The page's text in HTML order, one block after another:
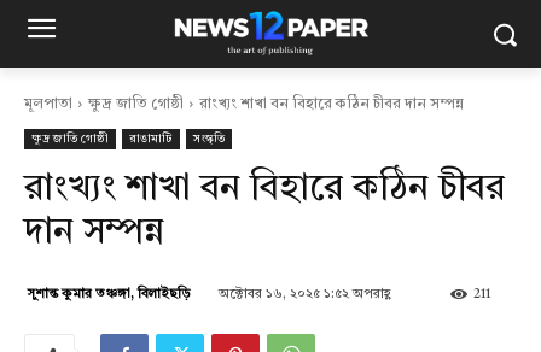
মূলপাতা ক্ষুদ্র জাতি গোষ্ঠী রাংখ্যং শাখা বন বিহারে কঠিন চীবর দান সম্পন্ন
ক্ষুদ্র জাতি গোষ্ঠী রাঙামাটি সংস্কৃতি
রাংখ্যং শাখা বন বিহারে কঠিন চীবর
দান সম্পন্ন
সুশান্ত কুমার তঞ্চঙ্গা, বিলাইছড়ি অক্টোবর ১৬, ২০২৫ ১:৫২ অপরাহ্ণ 211